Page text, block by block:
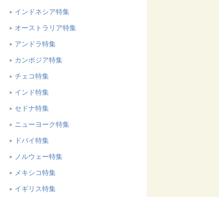
インドネシア特集
オーストラリア特集
アンドラ特集
カンボジア特集
チェコ特集
インド特集
セドナ特集
ニューヨーク特集
ドバイ特集
ノルウェー特集
メキシコ特集
イギリス特集